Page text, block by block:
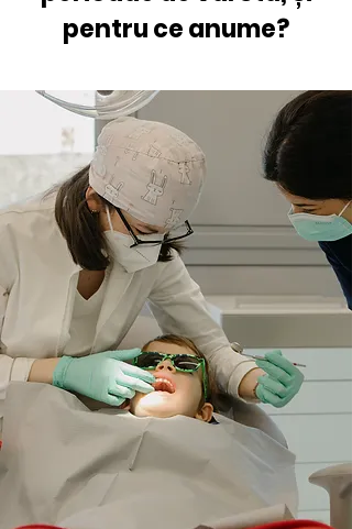
pentru ce anume?